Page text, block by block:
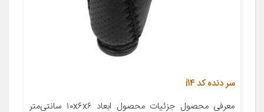
سر دنده کد i14
معرفی محصول جزئیات محصول ابعاد ۱۰x۶x۶ سانتی‌متر